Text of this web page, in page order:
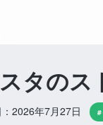
タのス
2026年7月27日